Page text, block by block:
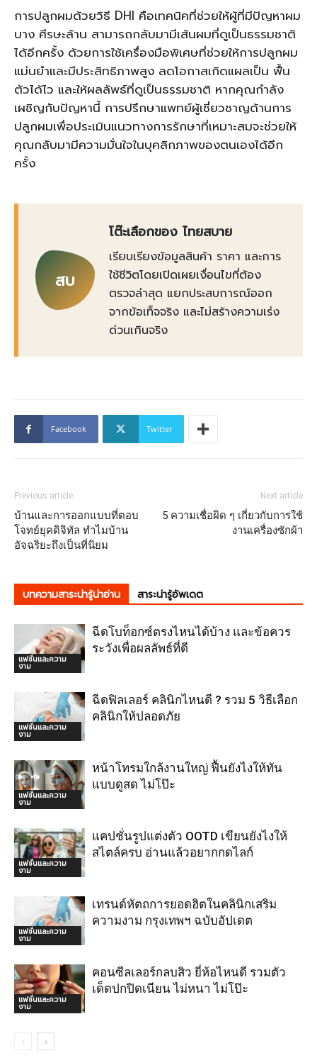
การปลูกผมด้วยวิธี DHI คือเทคนิคที่ช่วยให้ผู้ที่มีปัญหาผม
บาง ศีรษะล้าน สามารถกลับมามีเส้นผมที่ดูเป็นธรรมชาติ
ได้อีกครั้ง ด้วยการใช้เครื่องมือพิเศษที่ช่วยให้การปลูกผม
แม่นยำและมีประสิทธิภาพสูง ลดโอกาสเกิดแผลเป็น ฟื้น
ตัวได้ไว และให้ผลลัพธ์ที่ดูเป็นธรรมชาติ หากคุณกำลัง
เผชิญกับปัญหานี้ การปรึกษาแพทย์ผู้เชี่ยวชาญด้านการ
ปลูกผมเพื่อประเมินแนวทางการรักษาที่เหมาะสมจะช่วยให้
คุณกลับมามีความมั่นใจในบุคลิกภาพของตนเองได้อีก
ครั้ง
สบ
โต๊ะเลือกของ ไทยสบาย
เรียบเรียงข้อมูลสินค้า ราคา และการ
ใช้ชีวิตโดยเปิดเผยเงื่อนไขที่ต้อง
ตรวจล่าสุด แยกประสบการณ์ออก
จากข้อเท็จจริง และไม่สร้างความเร่ง
ด่วนเกินจริง
Facebook Twitter
Previous article
บ้านและการออกแบบที่ตอบ
โจทย์ยุคดิจิทัล ทำไมบ้าน
อัจฉริยะถึงเป็นที่นิยม
Next article
5 ความเชื่อผิด ๆ เกี่ยวกับการใช้
งานเครื่องซักผ้า
บทความสาระน่ารู้น่าอ่าน สาระน่ารู้อัพเดต
แฟชั่นและความ
งาม
ฉีดโบท็อกซ์ตรงไหนได้บ้าง และข้อควร
ระวังเพื่อผลลัพธ์ที่ดี
แฟชั่นและความ
งาม
ฉีดฟิลเลอร์ คลินิกไหนดี ? รวม 5 วิธีเลือก
คลินิกให้ปลอดภัย
แฟชั่นและความ
งาม
หน้าโทรมใกล้งานใหญ่ ฟื้นยังไงให้ทัน
แบบดูสด ไม่โป๊ะ
แฟชั่นและความ
งาม
แคปชั่นรูปแต่งตัว OOTD เขียนยังไงให้
สไตล์ครบ อ่านแล้วอยากกดไลก์
แฟชั่นและความ
งาม
เทรนด์หัตถการยอดฮิตในคลินิกเสริม
ความงาม กรุงเทพฯ ฉบับอัปเดต
แฟชั่นและความ
งาม
คอนซีลเลอร์กลบสิว ยี่ห้อไหนดี รวมตัว
เด็ดปกปิดเนียน ไม่หนา ไม่โป๊ะ